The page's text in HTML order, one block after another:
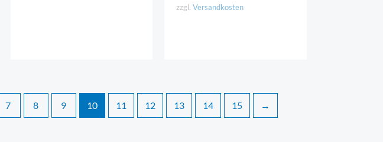
zzgl. Versandkosten
7 8 9 10 11 12 13 14 15 →